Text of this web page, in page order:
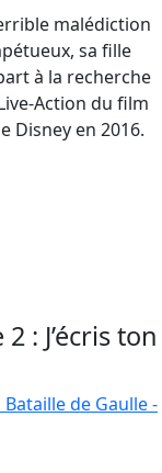
malédiction
sa fille
à la recherche
Action du film
Disney en 2016.
: J’écris ton
de Gaulle -